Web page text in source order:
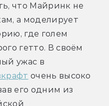
что Майринк не
а моделирует
где голем
гетто. В своём
ужас в
очень высоко
его одним из